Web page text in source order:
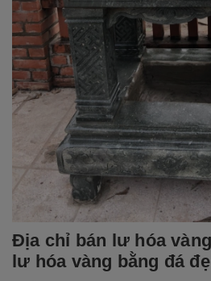
Địa chỉ bán lư hóa
lư hóa vàng bằng đá